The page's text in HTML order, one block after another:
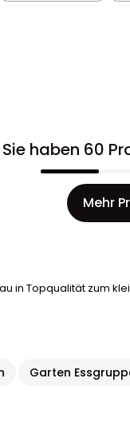
Sie haben 60
Mehr
in Topqualität zum
Garten